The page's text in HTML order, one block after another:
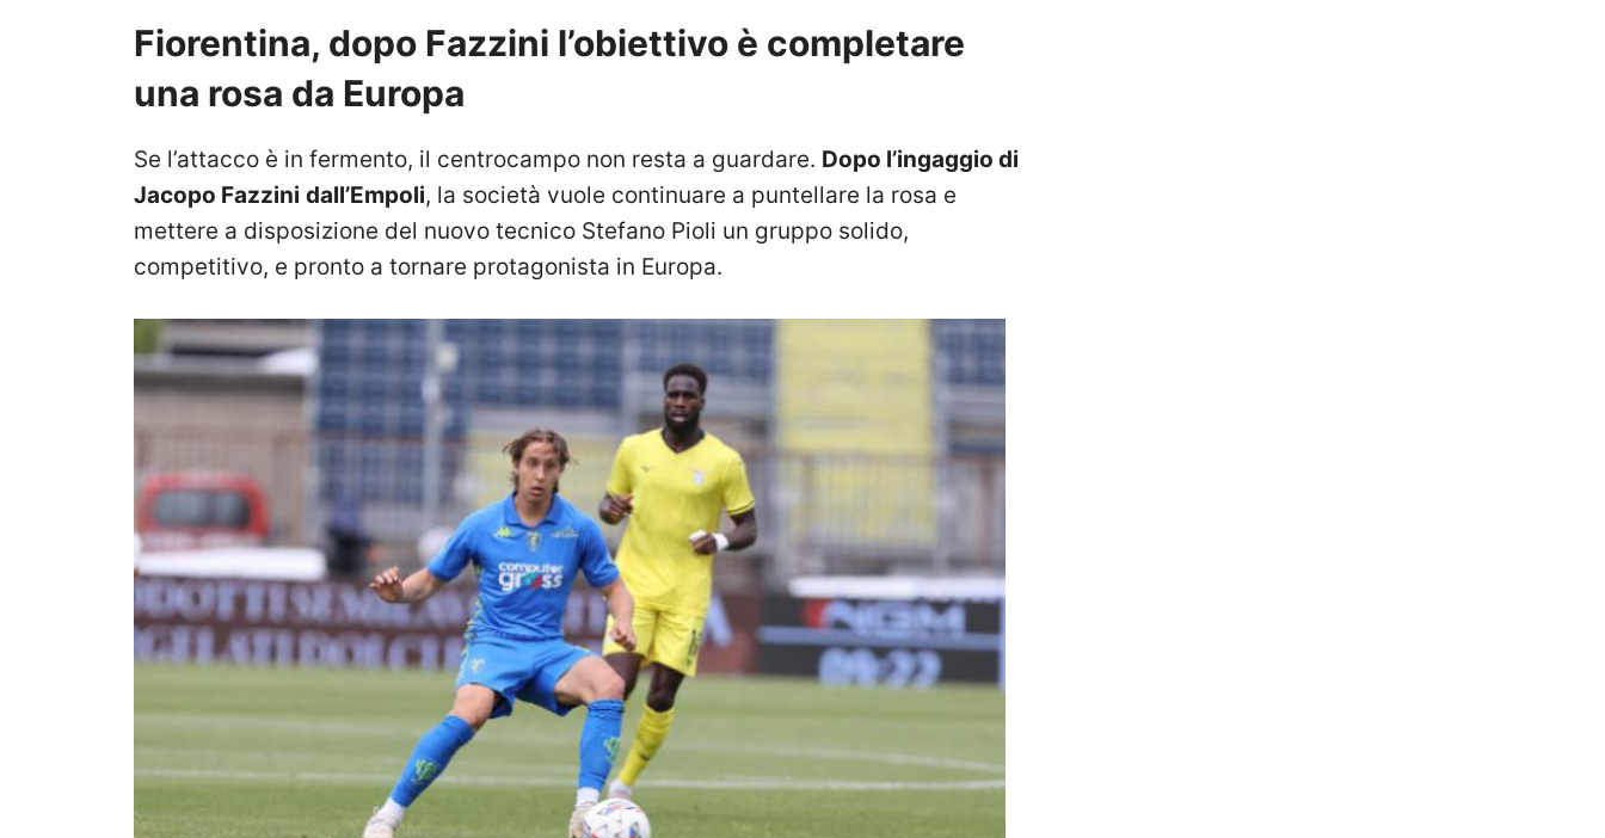
Fiorentina, dopo Fazzini l’obiettivo è completare
una rosa da Europa
Se l’attacco è in fermento, il centrocampo non resta a guardare. Dopo l’ingaggio di
Jacopo Fazzini dall’Empoli, la società vuole continuare a puntellare la rosa e
mettere a disposizione del nuovo tecnico Stefano Pioli un gruppo solido,
competitivo, e pronto a tornare protagonista in Europa.